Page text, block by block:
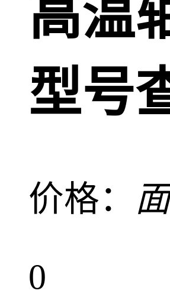
高温
型号
价格：
0